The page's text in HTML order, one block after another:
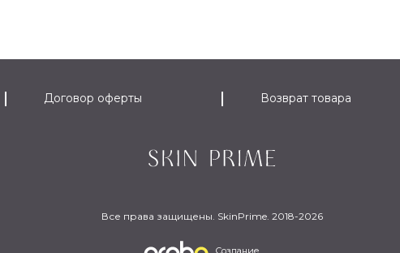
Договор оферты Возврат товара
Все права защищены. SkinPrime. 2018-2026
Создание